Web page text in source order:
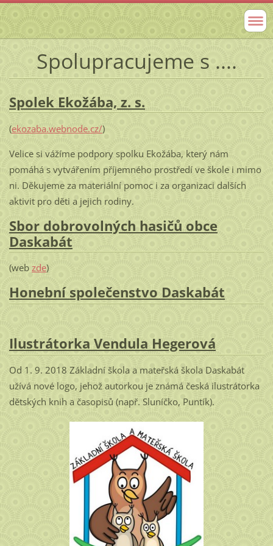
Spolupracujeme s ....
Spolek Ekožába, z. s.
(ekozaba.webnode.cz/)
Velice si vážíme podpory spolku Ekožába, který nám
pomáhá s vytvářením příjemného prostředí ve škole i mimo
ni. Děkujeme za materiální pomoc i za organizaci dalších
aktivit pro děti a jejich rodiny.
Sbor dobrovolných hasičů obce
Daskabát
(web zde)
Honební společenstvo Daskabát
Ilustrátorka Vendula Hegerová
Od 1. 9. 2018 Základní škola a mateřská škola Daskabát
užívá nové logo, jehož autorkou je známá česká ilustrátorka
dětských knih a časopisů (např. Sluníčko, Puntík).